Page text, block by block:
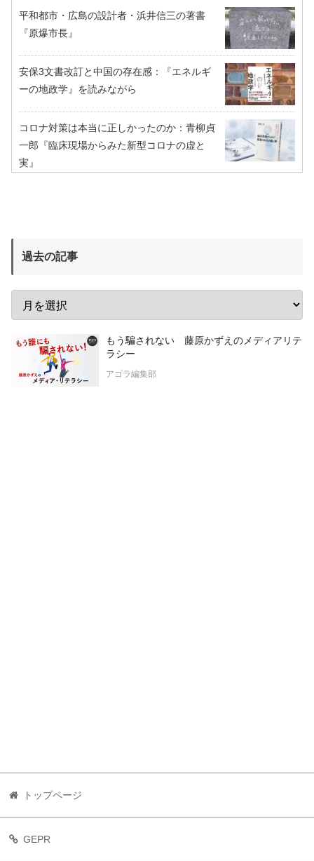
平和都市・広島の設計者・浜井信三の著書
『原爆市長』
安保3文書改訂と中国の存在感：『エネルギ
ーの地政学』を読みながら
コロナ対策は本当に正しかったのか：青柳貞
一郎『臨床現場からみた新型コロナの虚と
実』
過去の記事
もう騙されない 藤原かずえのメディアリテ
ラシー
アゴラ編集部
トップページ
GEPR